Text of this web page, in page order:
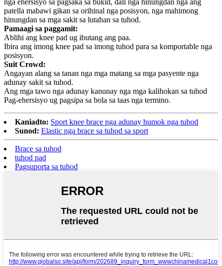
patella mabawi gikan sa orihinal nga posisyon, nga mahimong
hinungdan sa mga sakit sa lutahan sa tuhod.
Pamaagi sa paggamit:
Ablihi ang knee pad ug ibutang ang paa.
Ibira ang imong knee pad sa imong tuhod para sa komportable nga
posisyon.
Suit Crowd:
Angayan alang sa tanan nga mga matang sa mga pasyente nga
adunay sakit sa tuhod.
Ang mga tawo nga adunay kanunay nga mga kalihokan sa tuhod
Pag-ehersisyo ug pagsipa sa bola sa taas nga termino.
Kaniadto: Sport knee brace nga adunay humok nga tubod
Sunod: Elastic nga brace sa tuhod sa sport
Brace sa tuhod
tuhod pad
Pagsuporta sa tuhod